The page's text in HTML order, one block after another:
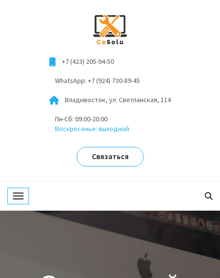
+7 (423) 205-94-50
WhatsApp: +7 (924) 730-89-45
Владивосток, ул. Светланская, 114
Пн-Сб: 09:00-20:00
Воскресенье: выходной
Связаться
Toggle navigation